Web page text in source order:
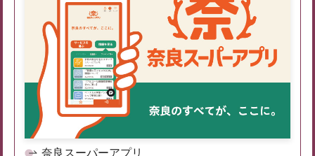
奈良スーパーアプリ